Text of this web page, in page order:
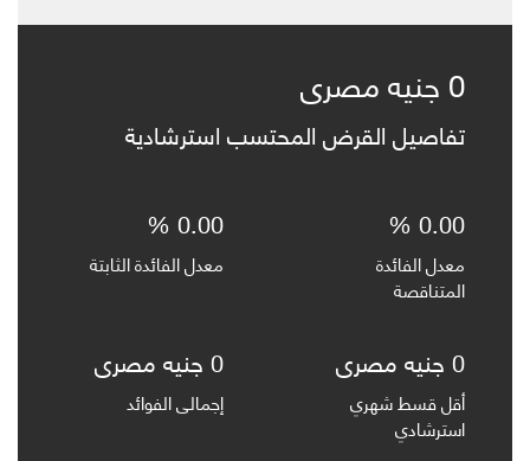
0 جنيه مصرى
تفاصيل القرض المحتسب استرشادية
0.00 %
معدل الفائدة
المتناقصة
0.00 %
معدل الفائدة الثابتة
0 جنيه مصرى
أقل قسط شهري
استرشادي
0 جنيه مصرى
إجمالى الفوائد